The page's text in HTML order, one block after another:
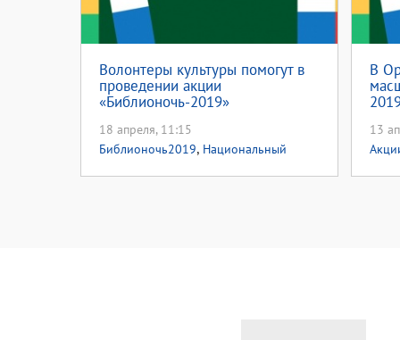
Волонтеры культуры помогут в
проведении акции
«Библионочь-2019»
18 апреля, 11:15
Библионочь2019, Национальный
В
13